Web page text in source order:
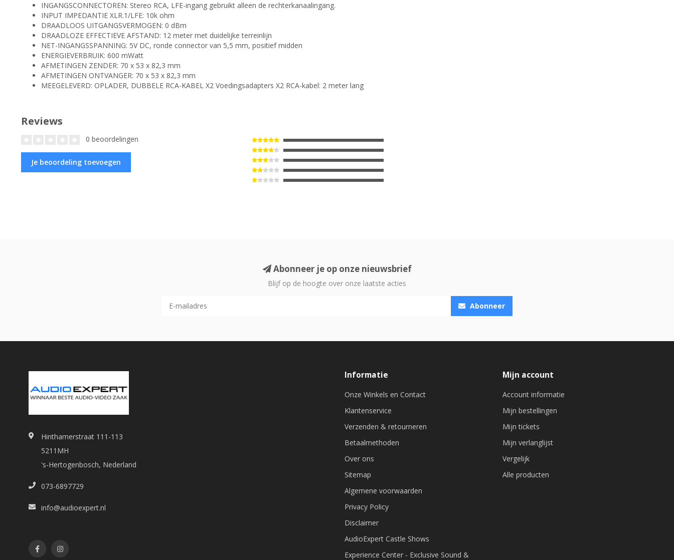
INGANGSCONNECTOREN: Stereo RCA, LFE-ingang gebruikt alleen de rechterkanaalingang.
INPUT IMPEDANTIE XLR.1/LFE: 10k ohm
DRAADLOOS UITGANGSVERMOGEN: 0 dBm
DRAADLOZE EFFECTIEVE AFSTAND: 12 meter met duidelijke terreinlijn
NET-INGANGSSPANNING: 5V DC, ronde connector van 5,5 mm, positief midden
ENERGIEVERBRUIK: 600 mWatt
AFMETINGEN ZENDER: 70 x 53 x 82,3 mm
AFMETINGEN ONTVANGER: 70 x 53 x 82,3 mm
MEEGELEVERD: OPLADER, DUBBELE RCA-KABEL X2 Voedingsadapters X2 RCA-kabel: 2 meter lang
Reviews
0 beoordelingen
Je beoordeling toevoegen
Abonneer je op onze nieuwsbrief
Blijf op de hoogte over onze laatste acties
Abonneer
Hinthamerstraat 111-113
5211MH
's-Hertogenbosch, Nederland
073-6897729
info@audioexpert.nl
Informatie
Onze Winkels en Contact
Klantenservice
Verzenden & retourneren
Betaalmethoden
Over ons
Sitemap
Algemene voorwaarden
Privacy Policy
Disclaimer
AudioExpert Castle Shows
Experience Center - Exclusive Sound &
Mijn account
Account informatie
Mijn bestellingen
Mijn tickets
Mijn verlanglijst
Vergelijk
Alle producten